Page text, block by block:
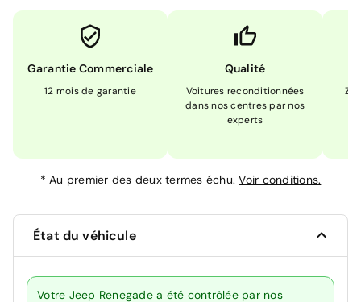
Garantie Commerciale
12 mois de garantie
Qualité
Voitures reconditionnées
dans nos centres par nos
experts
*Au premier des deux termes échu.Voir conditions.
État du véhicule
Votre Jeep Renegade a été contrôlée par nos